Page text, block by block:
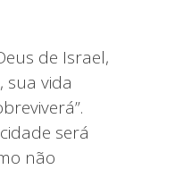
de Israel,
sua vida
será
não